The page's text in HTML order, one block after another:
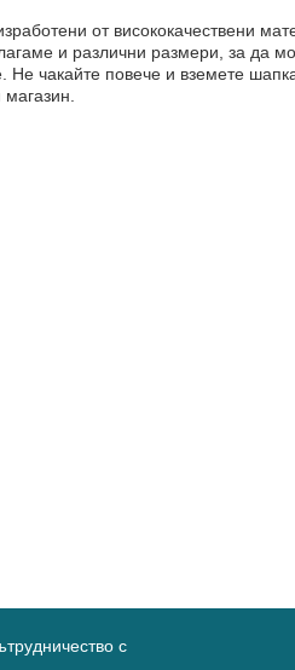
от висококачествени
и различни размери, за да
Не чакайте повече и вземете
с